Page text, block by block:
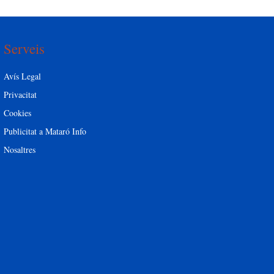
Serveis
Avís Legal
Privacitat
Cookies
Publicitat a Mataró Info
Nosaltres